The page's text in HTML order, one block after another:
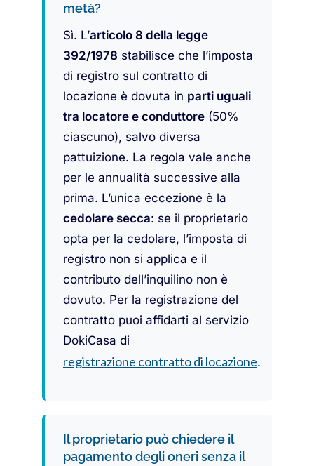
metà?
Sì. L’articolo 8 della legge
392/1978 stabilisce che l’imposta
di registro sul contratto di
locazione è dovuta in parti uguali
tra locatore e conduttore (50%
ciascuno), salvo diversa
pattuizione. La regola vale anche
per le annualità successive alla
prima. L’unica eccezione è la
cedolare secca: se il proprietario
opta per la cedolare, l’imposta di
registro non si applica e il
contributo dell’inquilino non è
dovuto. Per la registrazione del
contratto puoi affidarti al servizio
DokiCasa di
registrazione contratto di locazione.
Il proprietario può chiedere il
pagamento degli oneri senza il